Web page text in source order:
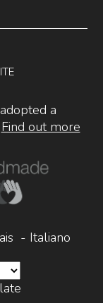
a
Find out more
- Italiano